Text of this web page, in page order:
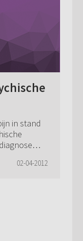
in stand
02-04-2012